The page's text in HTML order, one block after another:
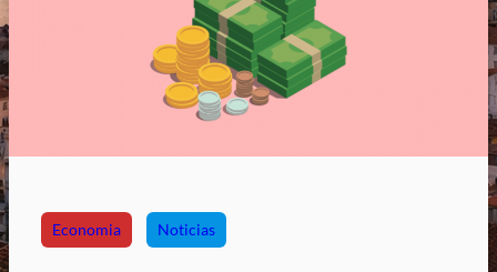
Economia Noticias